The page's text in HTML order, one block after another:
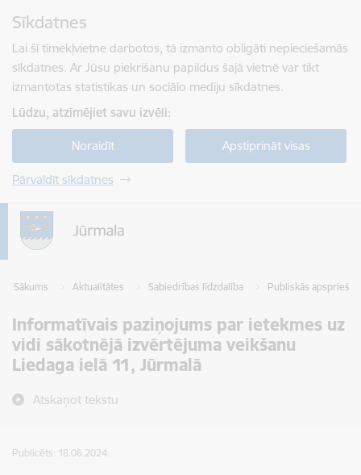
Sīkdatnes
Lai šī tīmekļvietne darbotos, tā izmanto obligāti nepieciešamās
sīkdatnes. Ar Jūsu piekrišanu papildus šajā vietnē var tikt
izmantotas statistikas un sociālo mediju sīkdatnes.
Lūdzu, atzīmējiet savu izvēli:
Noraidīt Apstiprināt visas
Pārvaldīt sīkdatnes
Sākums Aktualitātes Sabiedrības līdzdalība Publiskās
Informatīvais paziņojums par ietekmes uz
vidi sākotnējā izvērtējuma veikšanu
Liedaga ielā 11, Jūrmalā
Atskaņot tekstu
Publicēts: 18.06.2024.